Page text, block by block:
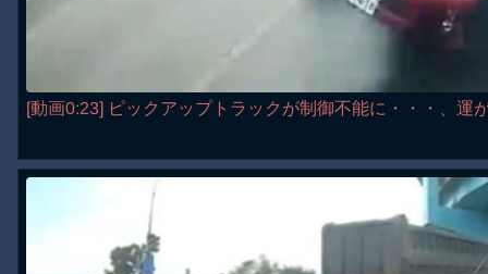
[動画0:23] ピックアップトラックが制御不能に・・・、運